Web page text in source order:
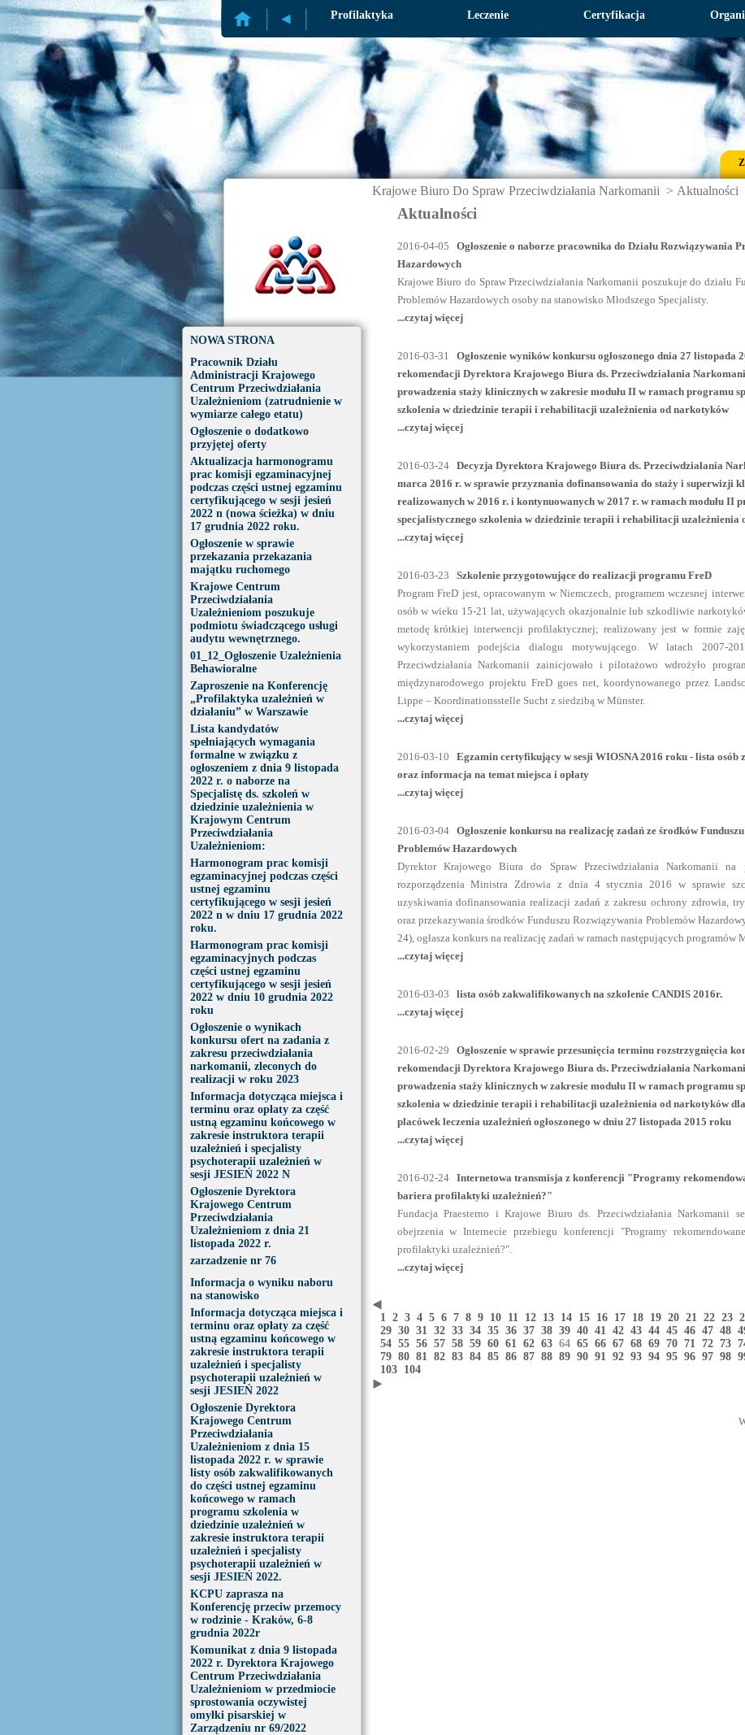
Profilaktyka Leczenie Certyfikacja
NOWA STRONA
Pracownik Działu
Administracji Krajowego
Centrum Przeciwdziałania
Uzależnieniom (zatrudnienie w
wymiarze całego etatu)
Ogłoszenie o dodatkowo
przyjętej oferty
Aktualizacja harmonogramu
prac komisji egzaminacyjnej
podczas części ustnej egzaminu
certyfikującego w sesji jesień
2022 n (nowa ścieżka) w dniu
17 grudnia 2022 roku.
Ogłoszenie w sprawie
przekazania przekazania
majątku ruchomego
Krajowe Centrum
Przeciwdziałania
Uzależnieniom poszukuje
podmiotu świadczącego usługi
audytu wewnętrznego.
01_12_Ogłoszenie Uzależnienia
Behawioralne
Zaproszenie na Konferencję
„Profilaktyka uzależnień w
działaniu” w Warszawie
Lista kandydatów
spełniających wymagania
formalne w związku z
ogłoszeniem z dnia 9 listopada
2022 r. o naborze na
Specjalistę ds. szkoleń w
dziedzinie uzależnienia w
Krajowym Centrum
Przeciwdziałania
Uzależnieniom:
Harmonogram prac komisji
egzaminacyjnej podczas części
ustnej egzaminu
certyfikującego w sesji jesień
2022 n w dniu 17 grudnia 2022
roku.
Harmonogram prac komisji
egzaminacyjnych podczas
części ustnej egzaminu
certyfikującego w sesji jesień
2022 w dniu 10 grudnia 2022
roku
Ogłoszenie o wynikach
konkursu ofert na zadania z
zakresu przeciwdziałania
narkomanii, zleconych do
realizacji w roku 2023
Informacja dotycząca miejsca i
terminu oraz opłaty za część
ustną egzaminu końcowego w
zakresie instruktora terapii
uzależnień i specjalisty
psychoterapii uzależnień w
sesji JESIEŃ 2022 N
Ogłoszenie Dyrektora
Krajowego Centrum
Przeciwdziałania
Uzależnieniom z dnia 21
listopada 2022 r.
zarzadzenie nr 76
Informacja o wyniku naboru
na stanowisko
Informacja dotycząca miejsca i
terminu oraz opłaty za część
ustną egzaminu końcowego w
zakresie instruktora terapii
uzależnień i specjalisty
psychoterapii uzależnień w
sesji JESIEŃ 2022
Ogłoszenie Dyrektora
Krajowego Centrum
Przeciwdziałania
Uzależnieniom z dnia 15
listopada 2022 r. w sprawie
listy osób zakwalifikowanych
do części ustnej egzaminu
końcowego w ramach
programu szkolenia w
dziedzinie uzależnień w
zakresie instruktora terapii
uzależnień i specjalisty
psychoterapii uzależnień w
sesji JESIEŃ 2022.
KCPU zaprasza na
Konferencję przeciw przemocy
w rodzinie - Kraków, 6-8
grudnia 2022r
Komunikat z dnia 9 listopada
2022 r. Dyrektora Krajowego
Centrum Przeciwdziałania
Uzależnieniom w przedmiocie
sprostowania oczywistej
omyłki pisarskiej w
Zarządzeniu nr 69/2022
Krajowe Biuro Do Spraw Przeciwdziałania Narkomanii > Aktualności
Aktualności
2016-04-05
Ogłoszenie o naborze pracownika do Działu Rozwiązywania
Hazardowych
Krajowe Biuro do Spraw Przeciwdziałania Narkomanii poszukuje do działu
Problemów Hazardowych osoby na stanowisko Młodszego Specjalisty.
...czytaj więcej
2016-03-31
Ogłoszenie wyników konkursu ogłoszonego dnia 27 listopada
rekomendacji Dyrektora Krajowego Biura ds. Przeciwdziałania
prowadzenia staży klinicznych w zakresie modułu II w ramach programu
szkolenia w dziedzinie terapii i rehabilitacji uzależnienia od narkotyków
...czytaj więcej
2016-03-24
Decyzja Dyrektora Krajowego Biura ds. Przeciwdziałania
marca 2016 r. w sprawie przyznania dofinansowania do staży i superwizji
realizowanych w 2016 r. i kontynuowanych w 2017 r. w ramach modułu II
specjalistycznego szkolenia w dziedzinie terapii i rehabilitacji uzależnienia
...czytaj więcej
2016-03-23
Szkolenie przygotowujące do realizacji programu FreD
Program FreD jest, opracowanym w Niemczech, programem wczesnej
osób w wieku 15-21 lat, używających okazjonalnie lub szkodliwie
metodę krótkiej interwencji profilaktycznej; realizowany jest w formie
wykorzystaniem podejścia dialogu motywującego. W latach 2007-
Przeciwdziałania Narkomanii zainicjowało i pilotażowo wdrożyło
międzynarodowego projektu FreD goes net, koordynowanego przez
Lippe – Koordinationsstelle Sucht z siedzibą w Münster.
...czytaj więcej
2016-03-10
Egzamin certyfikujący w sesji WIOSNA 2016 roku - lista osób
oraz informacja na temat miejsca i opłaty
...czytaj więcej
2016-03-04
Ogłoszenie konkursu na realizację zadań ze środków
Problemów Hazardowych
Dyrektor Krajowego Biura do Spraw Przeciwdziałania Narkomanii
rozporządzenia Ministra Zdrowia z dnia 4 stycznia 2016 w sprawie
uzyskiwania dofinansowania realizacji zadań z zakresu ochrony zdrowia,
oraz przekazywania środków Funduszu Rozwiązywania Problemów
24), ogłasza konkurs na realizację zadań w ramach następujących programów
...czytaj więcej
2016-03-03
lista osób zakwalifikowanych na szkolenie CANDIS 2016r.
...czytaj więcej
2016-02-29
Ogłoszenie w sprawie przesunięcia terminu rozstrzygnięcia
rekomendacji Dyrektora Krajowego Biura ds. Przeciwdziałania
prowadzenia staży klinicznych w zakresie modułu II w ramach programu
szkolenia w dziedzinie terapii i rehabilitacji uzależnienia od narkotyków
placówek leczenia uzależnień ogłoszonego w dniu 27 listopada 2015 roku
...czytaj więcej
2016-02-24
Internetowa transmisja z konferencji "Programy
bariera profilaktyki uzależnień?"
Fundacja Praesterno i Krajowe Biuro ds. Przeciwdziałania Narkomanii
obejrzenia w Internecie przebiegu konferencji "Programy
profilaktyki uzależnień?".
...czytaj więcej
1 2 3 4 5 6 7 8 9 10 11 12 13 14 15 16 17 18 19 20 21 22 23
29 30 31 32 33 34 35 36 37 38 39 40 41 42 43 44 45 46 47 48
54 55 56 57 58 59 60 61 62 63 64 65 66 67 68 69 70 71 72 73
79 80 81 82 83 84 85 86 87 88 89 90 91 92 93 94 95 96 97 98
103 104